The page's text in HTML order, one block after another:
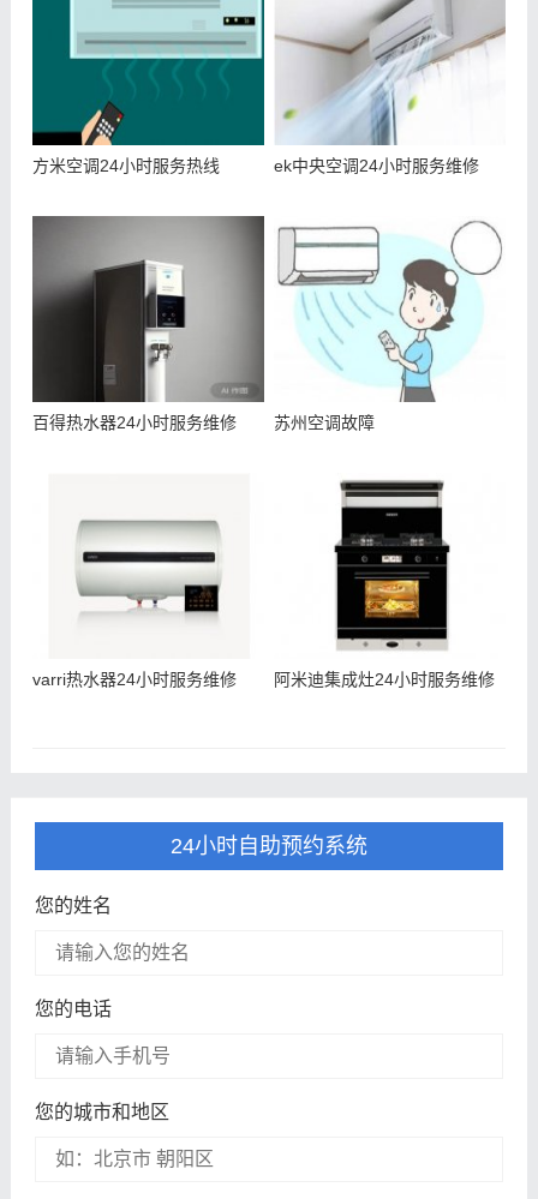
方米空调24小时服务热线 ek中央空调24小时服务维修
百得热水器24小时服务维修 苏州空调故障
varri热水器24小时服务维修 阿米迪集成灶24小时服务维修
24小时自助预约系统
您的姓名
您的电话
您的城市和地区